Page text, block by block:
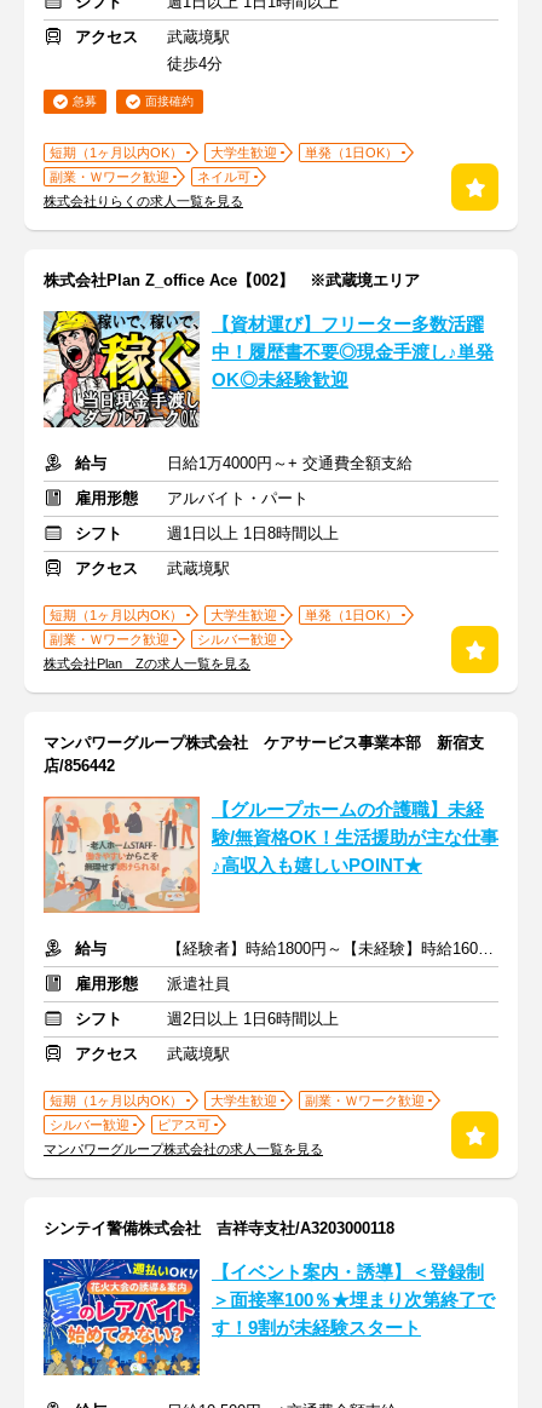
アクセス
武蔵境駅
徒歩4分
急募 面接確約
短期（1ヶ月以内OK） 大学生歓迎
単発（1日OK）
副業・Ｗワーク歓迎
ネイル可
株式会社りらくの求人一覧を見る
株式会社Plan Z_office Ace【002】 ※武蔵境エリア
【資材運び】フリーター多数活躍
中！履歴書不要◎現金手渡し♪単発
OK◎未経験歓迎
給与
日給1万4000円～+ 交通費全額支給
雇用形態
アルバイト・パート
シフト
週1日以上 1日8時間以上
アクセス
武蔵境駅
短期（1ヶ月以内OK） 大学生歓迎
単発（1日OK）
副業・Ｗワーク歓迎
シルバー歓迎
株式会社Plan Zの求人一覧を見る
マンパワーグループ株式会社 ケアサービス事業本部 新宿支
店/856442
【グループホームの介護職】未経
験/無資格OK！生活援助が主な仕事
♪高収入も嬉しいPOINT★
給与
【経験者】時給1800円～【未経験】時給1600円～ ※交通費全額
雇用形態
派遣社員
シフト
週2日以上 1日6時間以上
アクセス
武蔵境駅
短期（1ヶ月以内OK） 大学生歓迎
副業・Ｗワーク歓迎
シルバー歓迎
ピアス可
マンパワーグループ株式会社の求人一覧を見る
シンテイ警備株式会社 吉祥寺支社/A3203000118
【イベント案内・誘導】＜登録制
＞面接率100％★埋まり次第終了で
す！9割が未経験スタート